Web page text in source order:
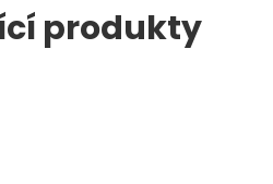
produkty